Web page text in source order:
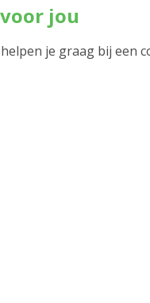
jou
je graag bij een